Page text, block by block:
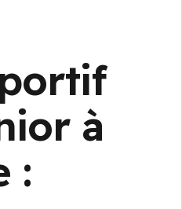
à
: